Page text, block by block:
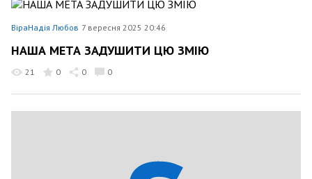
ВіраНадія Любов 7 вересня 2025 20:46
НАША МЕТА ЗАДУШИТИ ЦЮ ЗМІЮ
21 0 0 0